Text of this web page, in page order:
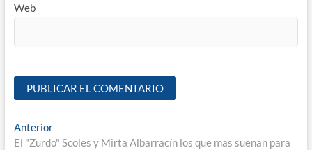
Web
Anterior
El "Zurdo" Scoles y Mirta Albarracín los que mas suenan para